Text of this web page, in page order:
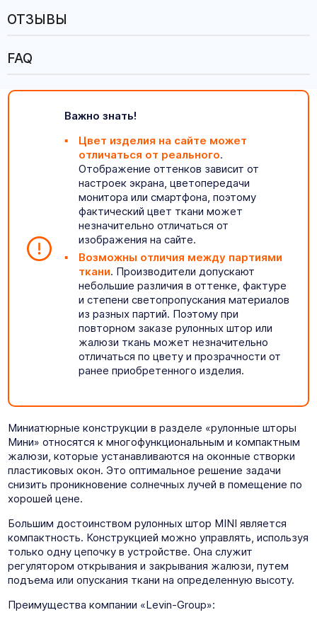
ОТЗЫВЫ
FAQ
Важно знать!
Цвет изделия на сайте может
отличаться от реального.
Отображение оттенков зависит от
настроек экрана, цветопередачи
монитора или смартфона, поэтому
фактический цвет ткани может
незначительно отличаться от
изображения на сайте.
Возможны отличия между партиями
ткани. Производители допускают
небольшие различия в оттенке, фактуре
и степени светопропускания материалов
из разных партий. Поэтому при
повторном заказе рулонных штор или
жалюзи ткань может незначительно
отличаться по цвету и прозрачности от
ранее приобретенного изделия.
Миниатюрные конструкции в разделе «рулонные шторы
Мини» относятся к многофункциональным и компактным
жалюзи, которые устанавливаются на оконные створки
пластиковых окон. Это оптимальное решение задачи
снизить проникновение солнечных лучей в помещение по
хорошей цене.
Большим достоинством рулонных штор MINI является
компактность. Конструкцией можно управлять, используя
только одну цепочку в устройстве. Она служит
регулятором открывания и закрывания жалюзи, путем
подъема или опускания ткани на определенную высоту.
Преимущества компании «Levin-Group»: